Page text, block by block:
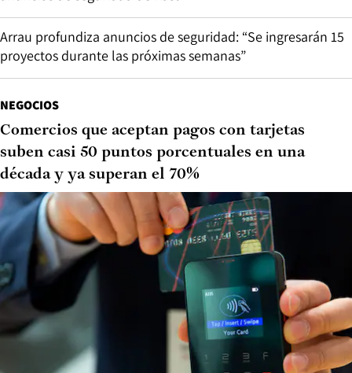
Arrau profundiza anuncios de seguridad: “Se ingresarán 15
proyectos durante las próximas semanas”
NEGOCIOS
Comercios que aceptan pagos con tarjetas
suben casi 50 puntos porcentuales en una
década y ya superan el 70%